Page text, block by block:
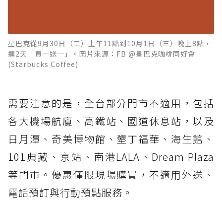
星巴克從9月30日（二）上午11點到10月1日（三）晚上8點，
連2天「買一送一」。圖片來源：FB @星巴克咖啡同好會
(Starbucks Coffee)
需要注意的是，全台部分門市不適用，包括
各大機場航廈、高鐵站、國道休息站，以及
日月潭、奇美博物館、墾丁福華、海生館、
101典藏、京站、南港LALA、Dream Plaza
等門市。優惠僅限現場購買，不適用外送、
電話預訂與行動預點服務。